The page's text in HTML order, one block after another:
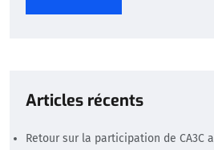
Articles récents
Retour sur la participation de CA3C